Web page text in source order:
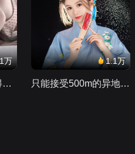
万
异地恋总是让人患得患失。。。
1.1万
只能接受500m的异地恋，电动车没电了......